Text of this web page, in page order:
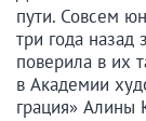
пути. Совсем
три года назад
поверила в их
в Академии
грация» Алины